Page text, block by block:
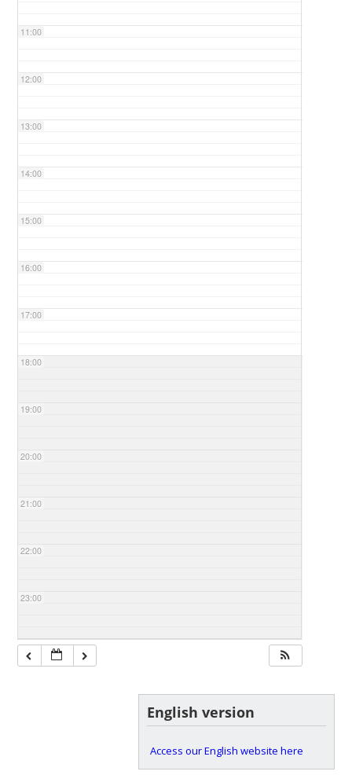
11:00
12:00
13:00
14:00
15:00
16:00
17:00
18:00
19:00
20:00
21:00
22:00
23:00
English version
Access our English website here